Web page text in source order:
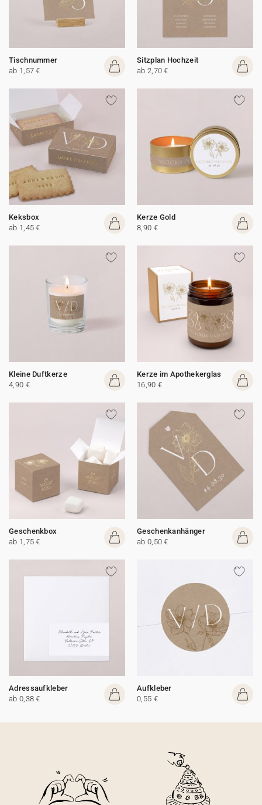
Tischnummer
ab 1,57 €
Sitzplan Hochzeit
ab 2,70 €
Keksbox
ab 1,45 €
Kerze Gold
8,90 €
Kleine Duftkerze
4,90 €
Kerze im Apothekerglas
16,90 €
Geschenkbox
ab 1,75 €
Geschenkanhänger
ab 0,50 €
Adressaufkleber
ab 0,38 €
Aufkleber
0,55 €